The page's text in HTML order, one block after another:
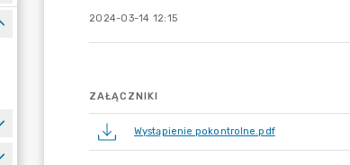
2024-03-14 12:15
ZAŁĄCZNIKI
Wystąpienie pokontrolne.pdf